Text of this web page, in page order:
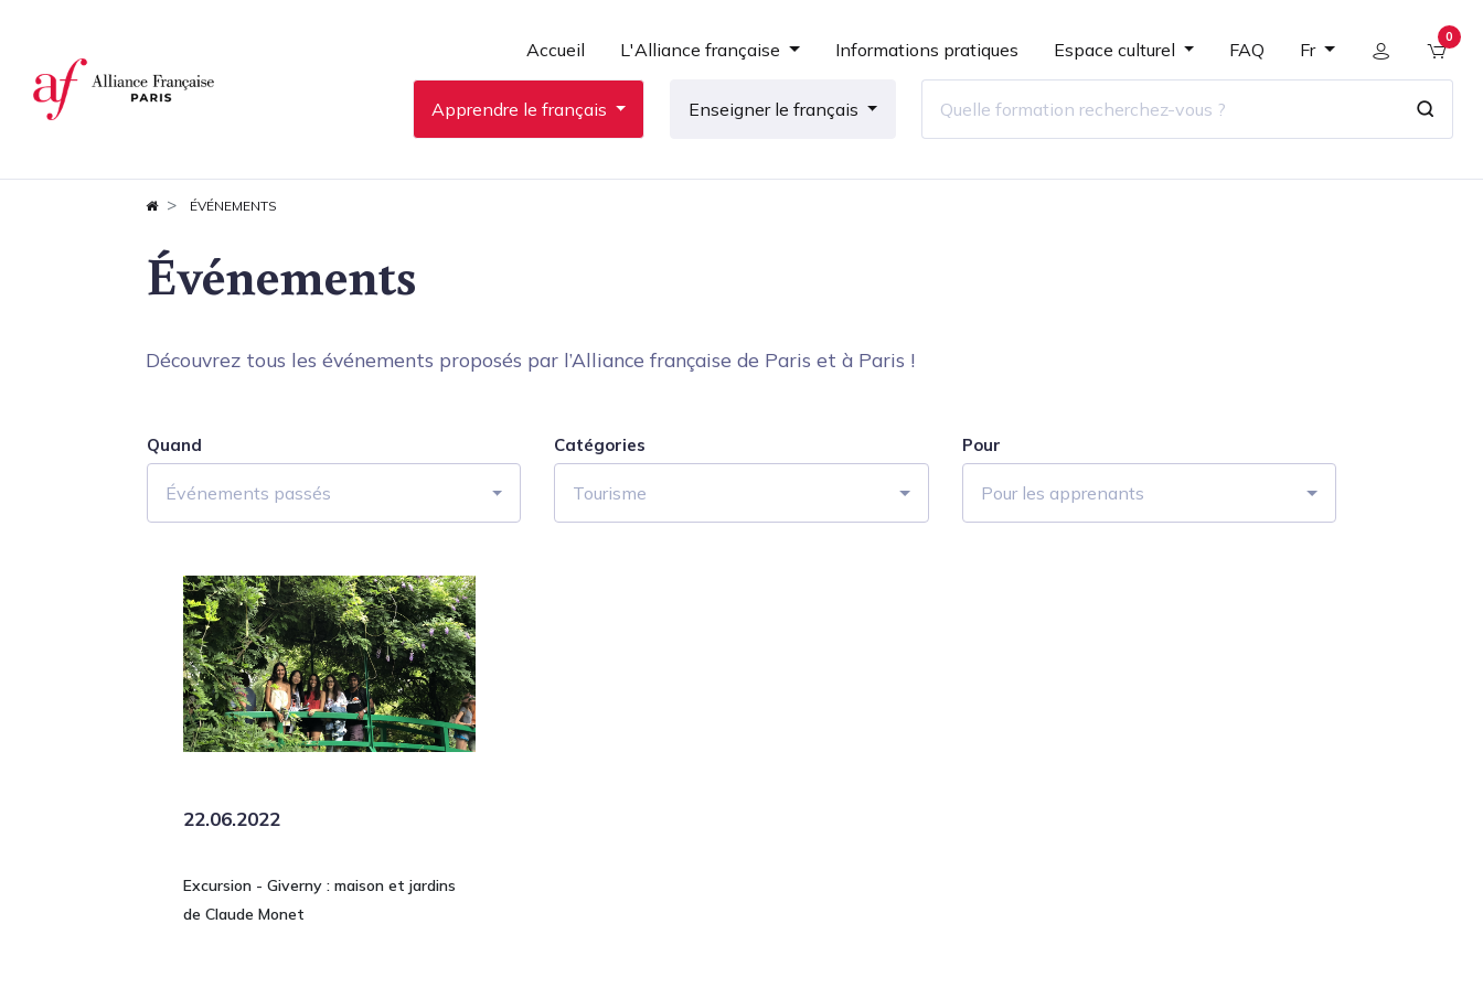
Accueil L'Alliance française Informations pratiques Espace culturel FAQ Fr
0
Apprendre le français Enseigner le français
ÉVÉNEMENTS
Événements
Découvrez tous les événements proposés par l’Alliance française de Paris et à Paris !
Quand
Événements passés
Catégories
Tourisme
Pour
Pour les apprenants
22.06.2022
Excursion - Giverny : maison et jardins
de Claude Monet